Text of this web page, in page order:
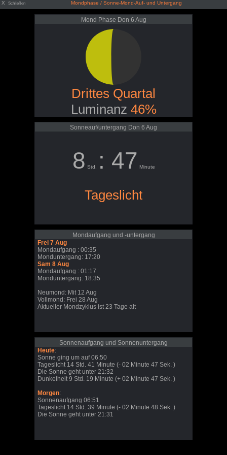
X Schließen Mondphase / Sonne-Mond-Auf- und Untergang
Mond Phase Don 6 Aug
Drittes Quartal
Luminanz 46%
Sonneauf/untergang Don 6 Aug
8 Std. : 47 Minute
Tageslicht
Mondaufgang und -untergang
Frei 7 Aug
Mondaufgang : 00:35
Monduntergang: 17:20
Sam 8 Aug
Mondaufgang : 01:17
Monduntergang: 18:35
Neumond: Mit 12 Aug
Vollmond: Frei 28 Aug
Aktueller Mondzyklus ist 23 Tage alt
Sonnenaufgang und Sonnenuntergang
Heute:
Sonne ging um auf 06:50
Tageslicht 14 Std. 41 Minute (- 02 Minute 47 Sek. )
Die Sonne geht unter 21:32
Dunkelheit 9 Std. 19 Minute (+ 02 Minute 47 Sek. )
Morgen:
Sonnenaufgang 06:51
Tageslicht 14 Std. 39 Minute (- 02 Minute 48 Sek. )
Die Sonne geht unter 21:31